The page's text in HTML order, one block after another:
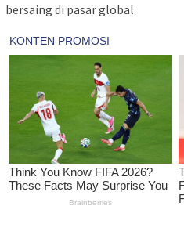
bersaing di pasar global.